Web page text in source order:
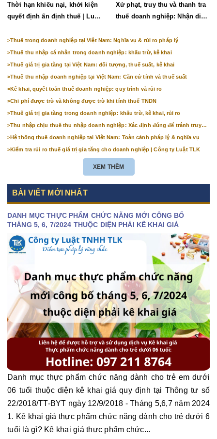
Thời hạn khiếu nại, khởi kiện
quyết định ấn định thuế | Luật
Xử phạt, truy thu và thanh tra
thuế doanh nghiệp: Nhận diện
>Thuế trong doanh nghiệp tại Việt Nam: Nghĩa vụ & rủi ro pháp lý
>Thuế thu nhập cá nhân trong doanh nghiệp: khấu trừ, kê khai
>Thuế giá trị gia tăng tại Việt Nam: đối tượng, thuế suất, kê khai
>Thuế thu nhập doanh nghiệp tại Việt Nam: Căn cứ tính và thuế suất
>Kê khai, quyết toán thuế doanh nghiệp: quy trình và rủi ro
>Chi phí được trừ và không được trừ khi tính thuế TNDN
>Thuế giá trị gia tăng trong doanh nghiệp: khấu trừ, kê khai, rủi ro
>Thu nhập chịu thuế thu nhập doanh nghiệp: Xác định đúng để tránh truy
>Hệ thống thuế doanh nghiệp tại Việt Nam: Toàn cảnh pháp lý & nghĩa vụ
>Kiểm tra rủi ro thuế giá trị gia tăng cho doanh nghiệp | Công ty Luật TLK
XEM THÊM
BÀI VIẾT MỚI NHẤT
DANH MỤC THỰC PHẨM CHỨC NĂNG MỚI CÔNG BỐ
THÁNG 5, 6, 7/2024 THUỘC DIỆN PHẢI KÊ KHAI GIÁ
Danh mục thực phẩm chức năng dành cho trẻ em dưới
06 tuổi thuộc diện kê khai giá quy định tại Thông tư số
22/2018/TT-BYT ngày 12/9/2018 - Tháng 5,6,7 năm 2024
1. Kê khai giá thực phẩm chức năng dành cho trẻ dưới 6
tuổi là gì? Kê khai giá thực phẩm chức...